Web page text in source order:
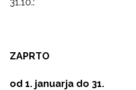
ZAPRTO
od 1. januarja do 31.